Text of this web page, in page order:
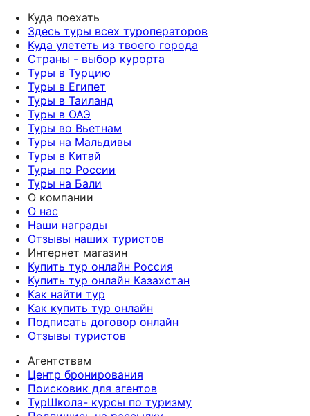
Куда поехать
Здесь туры всех туроператоров
Куда улететь из твоего города
Страны - выбор курорта
Туры в Турцию
Туры в Египет
Туры в Таиланд
Туры в ОАЭ
Туры во Вьетнам
Туры на Мальдивы
Туры в Китай
Туры по России
Туры на Бали
О компании
О нас
Наши награды
Отзывы наших туристов
Интернет магазин
Купить тур онлайн Россия
Купить тур онлайн Казахстан
Как найти тур
Как купить тур онлайн
Подписать договор онлайн
Отзывы туристов
Агентствам
Центр бронирования
Поисковик для агентов
ТурШкола- курсы по туризму